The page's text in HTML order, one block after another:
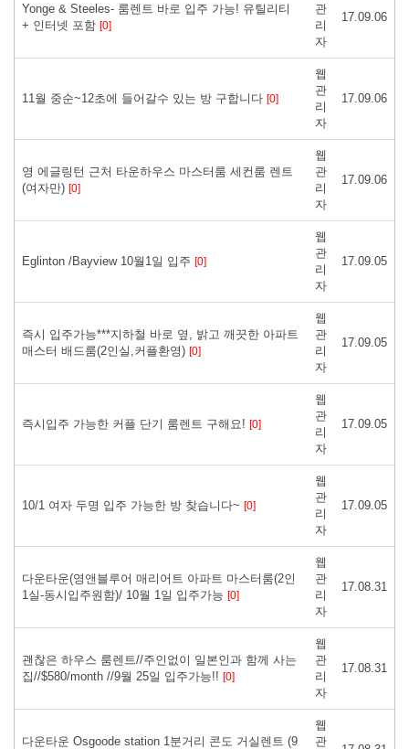
Yonge & Steeles- 룸렌트 바로 입주 가능! 유틸리티
+ 인터넷 포함 [0]
관
리
자
17.09.06
11월 중순~12초에 들어갈수 있는 방 구합니다 [0]
웹
관
리
자
17.09.06
영 에글링턴 근처 타운하우스 마스터룸 세컨룸 렌트
(여자만) [0]
웹
관
리
자
17.09.06
Eglinton /Bayview 10월1일 입주 [0]
웹
관
리
자
17.09.05
즉시 입주가능***지하철 바로 옆, 밝고 깨끗한 아파트
매스터 배드룸(2인실,커플환영) [0]
웹
관
리
자
17.09.05
즉시입주 가능한 커플 단기 룸렌트 구해요! [0]
웹
관
리
자
17.09.05
10/1 여자 두명 입주 가능한 방 찾습니다~ [0]
웹
관
리
자
17.09.05
다운타운(영앤블루어 매리어트 아파트 마스터룸(2인
1실-동시입주원함)/ 10월 1일 입주가능 [0]
웹
관
리
자
17.08.31
괜찮은 하우스 룸렌트//주인없이 일본인과 함께 사는
집//$580/month //9월 25일 입주가능!! [0]
웹
관
리
자
17.08.31
다운타운 Osgoode station 1분거리 콘도 거실렌트 (9
웹
관